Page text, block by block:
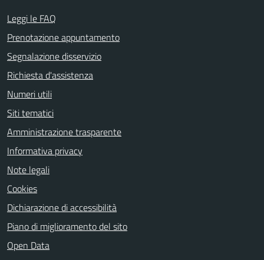
Leggi le FAQ
Prenotazione appuntamento
Segnalazione disservizio
Richiesta d'assistenza
Numeri utili
Siti tematici
Amministrazione trasparente
Informativa privacy
Note legali
Cookies
Dichiarazione di accessibilità
Piano di miglioramento del sito
Open Data